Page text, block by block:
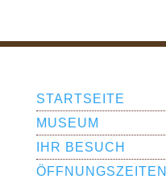
STARTSEITE
MUSEUM
IHR BESUCH
ÖFFNUNGS­ZEITEN